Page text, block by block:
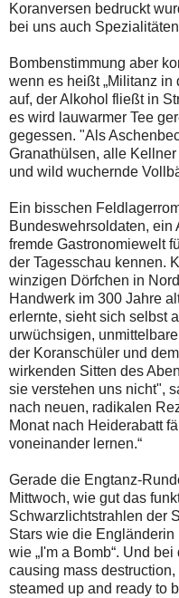
Koranversen bedruckt
bei uns auch
Bombenstimmung aber
wenn es heißt „Militanz in
auf, der Alkohol fließt in
es wird lauwarmer Tee
gegessen. "Als
Granathülsen, alle
und wild wuchernde
Ein bisschen
Bundeswehrsoldaten, ein
fremde Gastronomiewelt
der Tagesschau kennen.
winzigen Dörfchen in
Handwerk im 300 Jahre
erlernte, sieht sich selbst
urwüchsigen,
der Koranschüler und
wirkenden Sitten des
sie verstehen uns nicht",
nach neuen, radikalen
Monat nach Heiderabatt
voneinander lernen.“
Gerade die Engtanz-
Mittwoch, wie gut das
Schwarzlichtstrahlen der
Stars wie die
wie „I'm a Bomb“. Und
causing mass destruction,
steamed up and ready to